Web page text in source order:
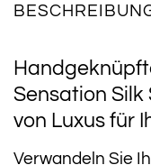
Sensation Silk
von Luxus für
Verwandeln Sie